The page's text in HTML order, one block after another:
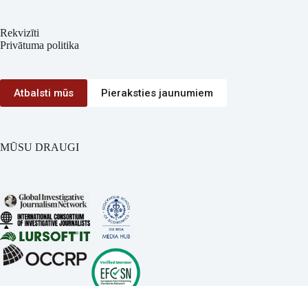
Rekvizīti
Privātuma politika
Atbalsti mūs Pieraksties jaunumiem
MŪSU DRAUGI